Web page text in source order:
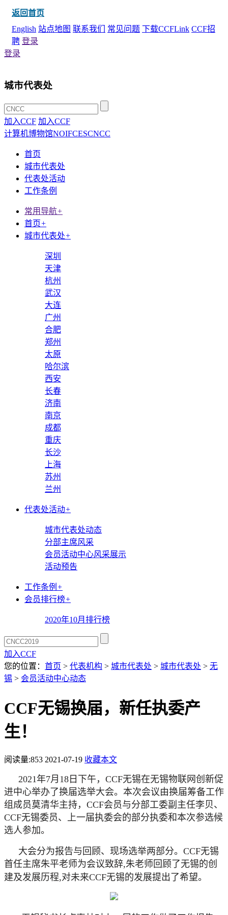
返回首页
English 站点地图 联系我们 常见问题 下载CCFLink CCF招
聘 登录
登录
城市代表处
加入CCF 加入CCF
计算机博物馆NOIFCESCNCC
首页
城市代表处
代表处活动
工作条例
常用导航+
首页+
城市代表处+
深圳
天津
杭州
武汉
大连
广州
合肥
郑州
太原
哈尔滨
西安
长春
济南
南京
成都
重庆
长沙
上海
苏州
兰州
代表处活动+
城市代表处动态
分部主席风采
会员活动中心风采展示
活动预告
工作条例 +
会员排行榜+
2020年10月排行榜
加入CCF
您的位置： 首页 > 代表机构 > 城市代表处 > 城市代表处 > 无
锡 > 会员活动中心动态
CCF无锡换届，新任执委产
生！
阅读量:853 2021-07-19 收藏本文
2021年7月 18 日下午， CCF无锡在无锡物联网创新促
进中心举办了换届选举大会。本次会议由换届筹备工作
组成员莫清华主持， CCF会员与分部工委副主任李贝、
CCF无锡委员、上一届执委会的部分执委和本次参选候
选人参加。
大会分为报告与回顾、现场选举两部分。 CCF无锡
首任主席朱平老师为会议致辞,朱老师回顾了无锡的创
建及发展历程,对未来CCF无锡的发展提出了希望。